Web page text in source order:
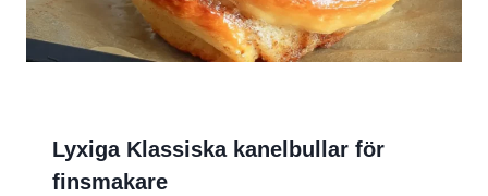
Lyxiga Klassiska kanelbullar för
finsmakare